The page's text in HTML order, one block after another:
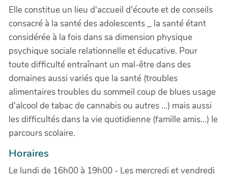
Elle constitue un lieu d'accueil d'écoute et de conseils
consacré à la santé des adolescents _ la santé étant
considérée à la fois dans sa dimension physique
psychique sociale relationnelle et éducative. Pour
toute difficulté entraînant un mal-être dans des
domaines aussi variés que la santé (troubles
alimentaires troubles du sommeil coup de blues usage
d'alcool de tabac de cannabis ou autres ...) mais aussi
les difficultés dans la vie quotidienne (famille amis...) le
parcours scolaire.
Horaires
Le lundi de 16h00 à 19h00 - Les mercredi et vendredi